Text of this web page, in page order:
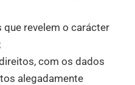
revelem o carácter
com os dados
alegadamente